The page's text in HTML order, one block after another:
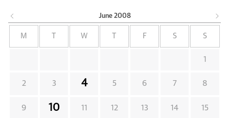
June 2008
M W F S S
1
2 3 4 5 6 7 8
9 10 11 12 13 14 15